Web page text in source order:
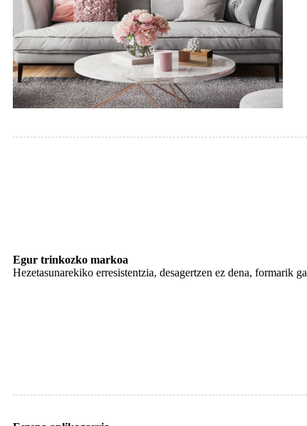
Egur trinkozko markoa
Hezetasunarekiko erresistentzia, desagertzen ez dena, formarik